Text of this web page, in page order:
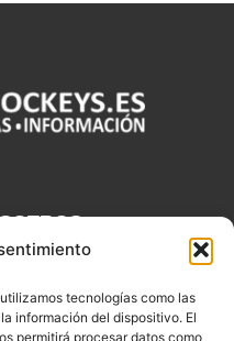
tecnologías como las
información del dispositivo. El
permitirá procesar datos como
novedades, tecnologías y
a ser un mejor Djs.